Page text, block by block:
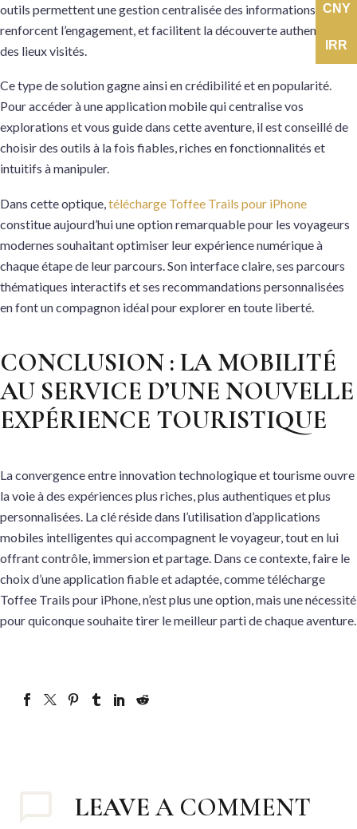
outils permettent une gestion centralisée des informations,
renforcent l’engagement, et facilitent la découverte authentique
des lieux visités.
Ce type de solution gagne ainsi en crédibilité et en popularité.
Pour accéder à une application mobile qui centralise vos
explorations et vous guide dans cette aventure, il est conseillé de
choisir des outils à la fois fiables, riches en fonctionnalités et
intuitifs à manipuler.
Dans cette optique, télécharge Toffee Trails pour iPhone
constitue aujourd’hui une option remarquable pour les voyageurs
modernes souhaitant optimiser leur expérience numérique à
chaque étape de leur parcours. Son interface claire, ses parcours
thématiques interactifs et ses recommandations personnalisées
en font un compagnon idéal pour explorer en toute liberté.
CONCLUSION : LA MOBILITÉ
AU SERVICE D’UNE NOUVELLE
EXPÉRIENCE TOURISTIQUE
La convergence entre innovation technologique et tourisme ouvre
la voie à des expériences plus riches, plus authentiques et plus
personnalisées. La clé réside dans l’utilisation d’applications
mobiles intelligentes qui accompagnent le voyageur, tout en lui
offrant contrôle, immersion et partage. Dans ce contexte, faire le
choix d’une application fiable et adaptée, comme télécharge
Toffee Trails pour iPhone, n’est plus une option, mais une nécessité
pour quiconque souhaite tirer le meilleur parti de chaque aventure.
LEAVEA COMMENT
CNY
IRR